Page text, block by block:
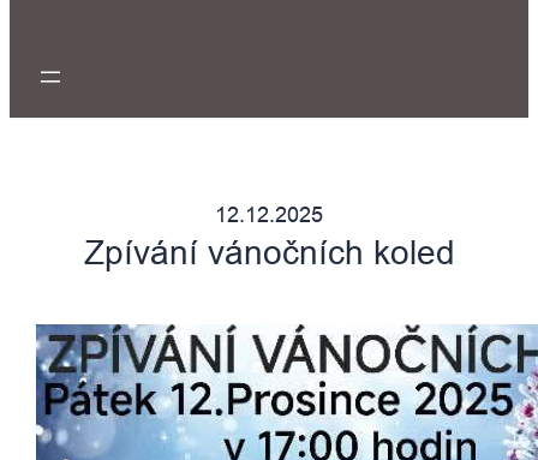
12.12.2025
Zpívání vánočních koled